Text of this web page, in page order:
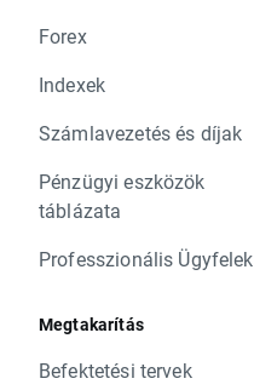
Forex
Indexek
Számlavezetés és díjak
Pénzügyi eszközök
táblázata
Professzionális Ügyfelek
Megtakarítás
Befektetési tervek